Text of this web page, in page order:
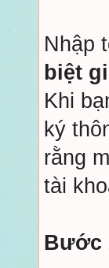
Nhập
biệt
Khi
ký
rằng
tài
Bước